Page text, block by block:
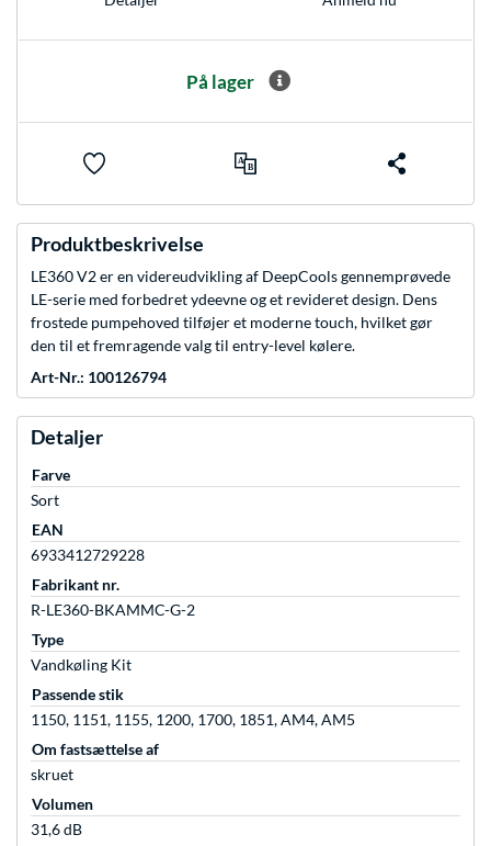
På lager
Produktbeskrivelse
LE360 V2 er en videreudvikling af DeepCools gennemprøvede
LE-serie med forbedret ydeevne og et revideret design. Dens
frostede pumpehoved tilføjer et moderne touch, hvilket gør
den til et fremragende valg til entry-level kølere.
Art-Nr.: 100126794
Detaljer
Farve
Sort
EAN
6933412729228
Fabrikant nr.
R-LE360-BKAMMC-G-2
Type
Vandkøling Kit
Passende stik
1150, 1151, 1155, 1200, 1700, 1851, AM4, AM5
Om fastsættelse af
skruet
Volumen
31,6 dB